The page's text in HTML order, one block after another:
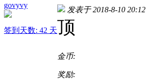
govyvy
签到天数: 42 天
发表于 2018-8-10 20:12
顶
金币:
奖励: